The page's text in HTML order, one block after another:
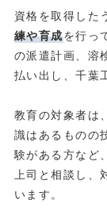
資格を取得した
練や育成を行っ
の派遣計画、溶
払い出し、千葉
教育の対象者は
識はあるものの
験がある方など
上司と相談し
います。